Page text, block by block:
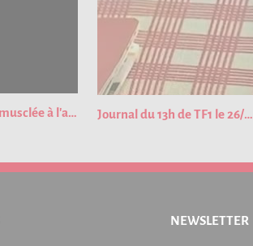
Interpellation musclée à l'aéroport de Strasbourg ! Journal du 13h de TF1 le 26/01/2023
NEWSLETTER